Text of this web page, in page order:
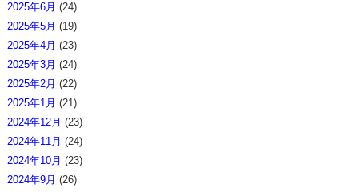
2025年6月 (24)
2025年5月 (19)
2025年4月 (23)
2025年3月 (24)
2025年2月 (22)
2025年1月 (21)
2024年12月 (23)
2024年11月 (24)
2024年10月 (23)
2024年9月 (26)